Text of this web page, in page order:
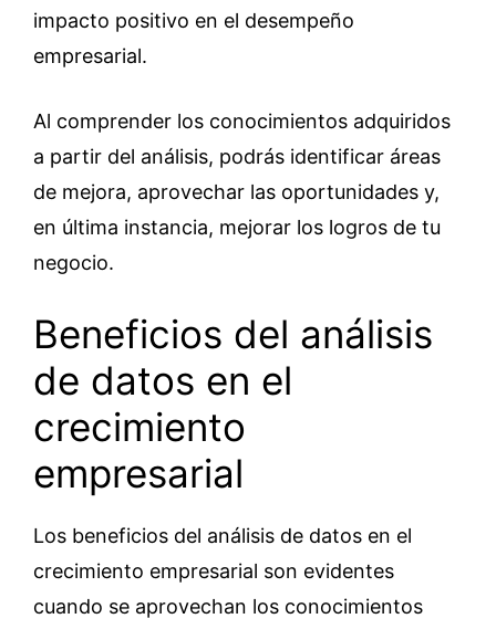
impacto positivo en el desempeño
empresarial.
Al comprender los conocimientos adquiridos
a partir del análisis, podrás identificar áreas
de mejora, aprovechar las oportunidades y,
en última instancia, mejorar los logros de tu
negocio.
Beneficios del análisis
de datos en el
crecimiento
empresarial
Los beneficios del análisis de datos en el
crecimiento empresarial son evidentes
cuando se aprovechan los conocimientos